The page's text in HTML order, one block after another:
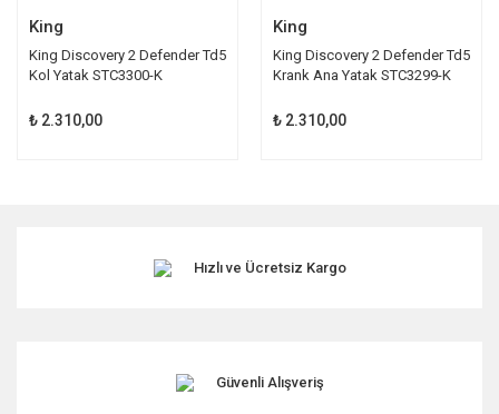
King
King Discovery 2 Defender Td5
Kol Yatak STC3300-K
₺ 2.310,00
King
King Discovery 2 Defender Td5
Krank Ana Yatak STC3299-K
₺ 2.310,00
Hızlı ve Ücretsiz Kargo
Güvenli Alışveriş